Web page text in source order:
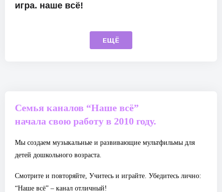
игра. наше всё!
ЕЩЁ
Семья каналов “Наше всё”
начала свою работу в 2010 году.
Мы создаем музыкальные и развивающие мультфильмы для
детей дошкольного возраста.
Смотрите и повторяйте, Учитесь и играйте. Убедитесь лично:
“Наше всё” – канал отличный!